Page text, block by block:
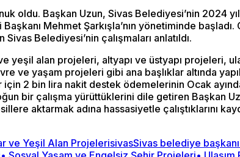
oldu. Başkan Uzun, Sivas Belediyesi’nin 2024
Mehmet Şarkışla’nın yönetiminde
Belediyesi’nin çalışmaları anlatıldı.
yeşil alan projeleri, altyapı ve üstyapı projeleri,
yaşam projeleri gibi ana başlıklar altında
2 bin lira nakit destek ödemelerinin Ocak
bir çalışma yürüttüklerini dile getiren Başkan
aktarmak adına hassasiyetle çalıştıklarını
ve Yeşil Alan ProjelerisivasSivas belediye